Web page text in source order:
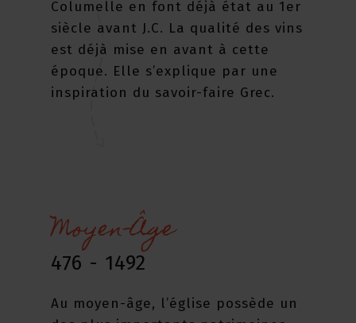
Columelle en font déjà état au 1er
siècle avant J.C. La qualité des vins
est déjà mise en avant à cette
époque. Elle s’explique par une
inspiration du savoir-faire Grec.
Moyen-Âge
476 - 1492
Au moyen-âge, l’église possède un